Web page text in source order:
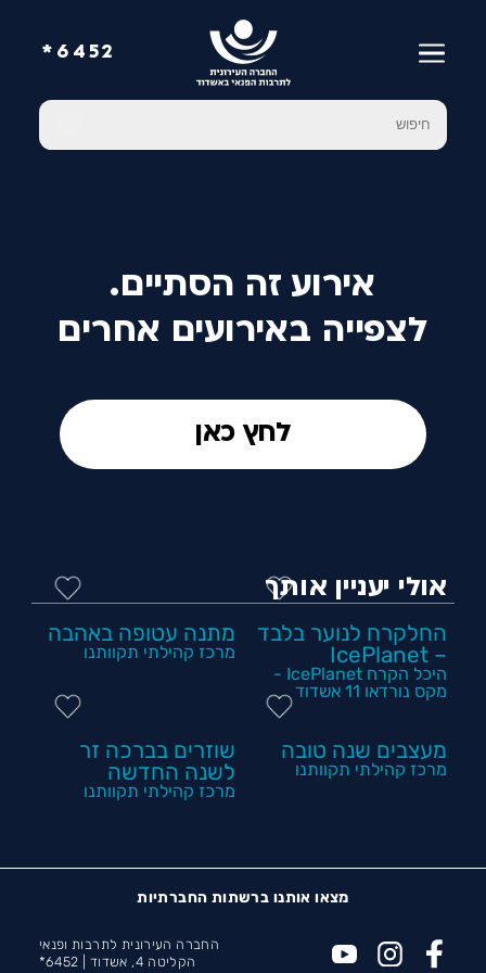
6452*
אירוע זה הסתיים.
לצפייה באירועים אחרים
לחץ כאן
אולי יעניין אותך
החלקרח לנוער בלבד
– IcePlanet
היכל הקרח IcePlanet -
מקס נורדאו 11 אשדוד
מתנה עטופה באהבה
מרכז קהילתי תקוותנו
מעצבים שנה טובה
מרכז קהילתי תקוותנו
שוזרים בברכה זר
לשנה החדשה
מרכז קהילתי תקוותנו
מצאו אותנו ברשתות החברתיות
החברה העירונית לתרבות ופנאי
הקליטה 4, אשדוד |
6452*